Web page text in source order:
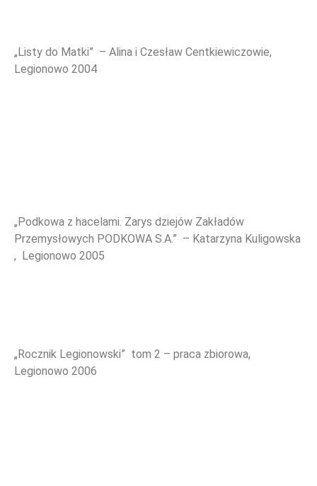
„Listy do Matki” – Alina i Czesław Centkiewiczowie,
Legionowo 2004
„Podkowa z hacelami. Zarys dziejów Zakładów
Przemysłowych PODKOWA S.A.” – Katarzyna Kuligowska
, Legionowo 2005
„Rocznik Legionowski” tom 2 – praca zbiorowa,
Legionowo 2006